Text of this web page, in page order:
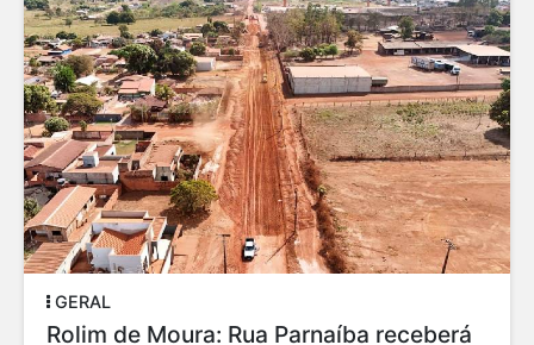
GERAL
Rolim de Moura: Rua Parnaíba receberá